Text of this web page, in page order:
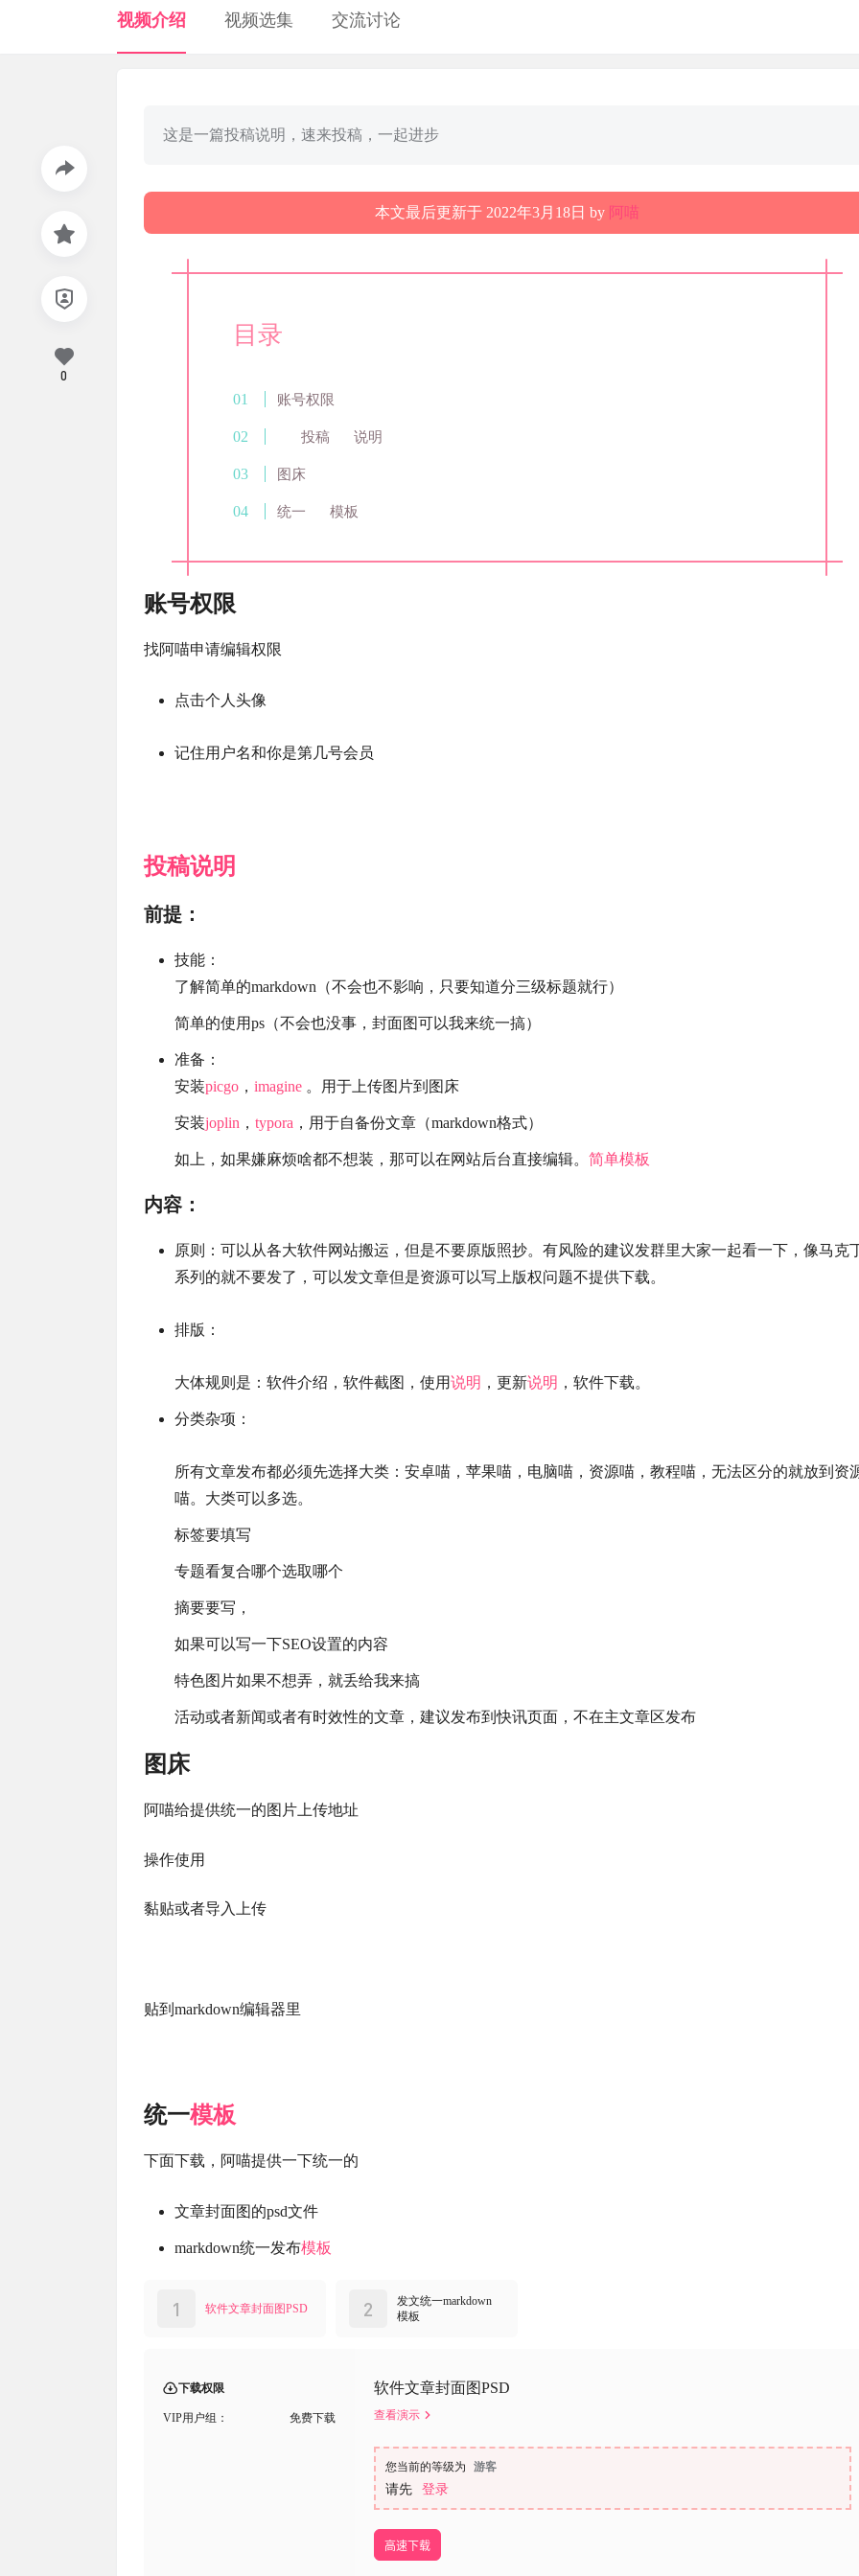
视频介绍 视频选集 交流讨论
这是一篇投稿说明，速来投稿，一起进步
本文最后更新于 2022年3月18日 by 阿喵
目录
账号权限
投稿 说明
图床
统一 模板
账号权限
找阿喵申请编辑权限
点击个人头像
记住用户名和你是第几号会员
投稿说明
前提：
技能：
了解简单的markdown（不会也不影响，只要知道分三级标题就行）
简单的使用ps（不会也没事，封面图可以我来统一搞）
准备：
安装picgo ， imagine 。用于上传图片到图床
安装joplin ， typora ，用于自备份文章（markdown格式）
如上，如果嫌麻烦啥都不想装，那可以在网站后台直接编辑。 简单模板
内容：
原则：可以从各大软件网站搬运，但是不要原版照抄。有风险的建议发群里大家一起看一下，像马克
系列的就不要发了，可以发文章但是资源可以写上版权问题不提供下载。
排版：
大体规则是：软件介绍，软件截图，使用说明 ，更新说明 ，软件下载。
分类杂项：
所有文章发布都必须先选择大类：安卓喵，苹果喵，电脑喵，资源喵，教程喵，无法区分的就放到资
喵。大类可以多选。
标签要填写
专题看复合哪个选取哪个
摘要要写，
如果可以写一下SEO设置的内容
特色图片如果不想弄，就丢给我来搞
活动或者新闻或者有时效性的文章，建议发布到快讯页面，不在主文章区发布
图床
阿喵给提供统一的图片上传地址
操作使用
黏贴或者导入上传
贴到markdown编辑器里
统一模板
下面下载，阿喵提供一下统一的
文章封面图的psd文件
markdown统一发布模板
软件文章封面图PSD
1
发文统一markdown
模板
2
下载权限
VIP用户组： 免费下载
软件文章封面图PSD
查看演示
您当前的等级为 游客
请先 登录
高速下载
0